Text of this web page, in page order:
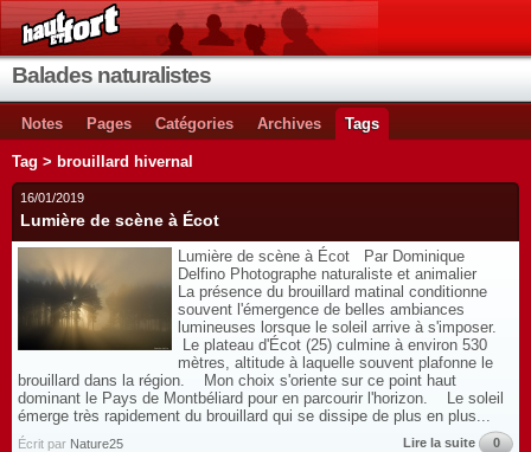
Balades naturalistes
Notes Pages Catégories Archives Tags
Tag > brouillard hivernal
16/01/2019
Lumière de scène à Écot
Lumière de scène à Écot Par Dominique
Delfino Photographe naturaliste et animalier
La présence du brouillard matinal conditionne
souvent l'émergence de belles ambiances
lumineuses lorsque le soleil arrive à s'imposer.
Le plateau d'Écot (25) culmine à environ 530
mètres, altitude à laquelle souvent plafonne le
brouillard dans la région. Mon choix s'oriente sur ce point haut
dominant le Pays de Montbéliard pour en parcourir l'horizon. Le soleil
émerge très rapidement du brouillard qui se dissipe de plus en plus...
Écrit par Nature25 Lire la suite 0